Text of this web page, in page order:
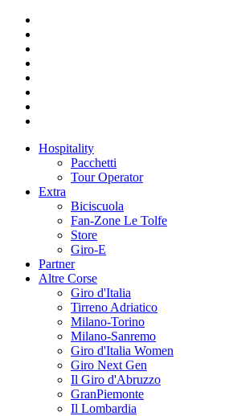
Hospitality
Pacchetti
Tour Operator
Extra
Biciscuola
Fan-Zone Le Tolfe
Store
Giro-E
Partner
Altre Corse
Giro d'Italia
Tirreno Adriatico
Milano-Torino
Milano-Sanremo
Giro d'Italia Women
Giro Next Gen
Il Giro d'Abruzzo
GranPiemonte
Il Lombardia